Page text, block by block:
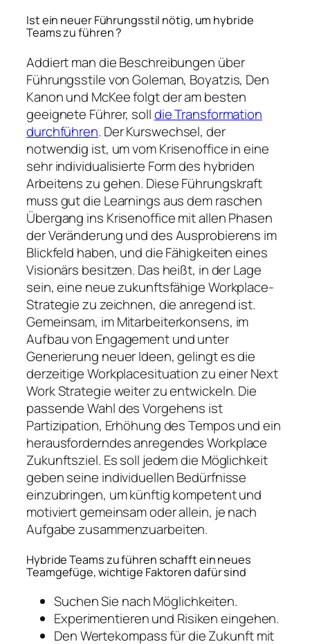
Ist ein neuer Führungsstil nötig, um hybride
Teams zu führen ?
Addiert man die Beschreibungen über
Führungsstile von Goleman, Boyatzis, Den
Kanon und McKee folgt der am besten
geeignete Führer, solldie Transformation
durchführen. Der Kurswechsel, der
notwendig ist, um vom Krisenoffice in eine
sehr individualisierte Form des hybriden
Arbeitens zu gehen. Diese Führungskraft
muss gut die Learnings aus dem raschen
Übergang ins Krisenoffice mit allen Phasen
der Veränderung und des Ausprobierens im
Blickfeld haben, und die Fähigkeiten eines
Visionärs besitzen. Das heißt, in der Lage
sein, eine neue zukunftsfähige Workplace-
Strategie zu zeichnen, die anregend ist.
Gemeinsam, im Mitarbeiterkonsens, im
Aufbau von Engagement und unter
Generierung neuer Ideen, gelingt es die
derzeitige Workplacesituation zu einer Next
Work Strategie weiter zu entwickeln. Die
passende Wahl des Vorgehens ist
Partizipation, Erhöhung des Tempos und ein
herausforderndes anregendes Workplace
Zukunftsziel. Es soll jedem die Möglichkeit
geben seine individuellen Bedürfnisse
einzubringen, um künftig kompetent und
motiviert gemeinsam oder allein, je nach
Aufgabe zusammenzuarbeiten.
Hybride Teams zu führen schafft ein neues
Teamgefüge, wichtige Faktoren dafür sind
Suchen Sie nach Möglichkeiten.
Experimentieren und Risiken eingehen.
Den Wertekompass für die Zukunft mit